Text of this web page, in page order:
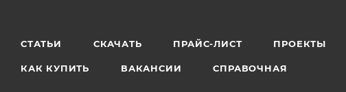
СТАТЬИ СКАЧАТЬ ПРАЙС-ЛИСТ ПРОЕКТЫ
КАК КУПИТЬ ВАКАНСИИ СПРАВОЧНАЯ